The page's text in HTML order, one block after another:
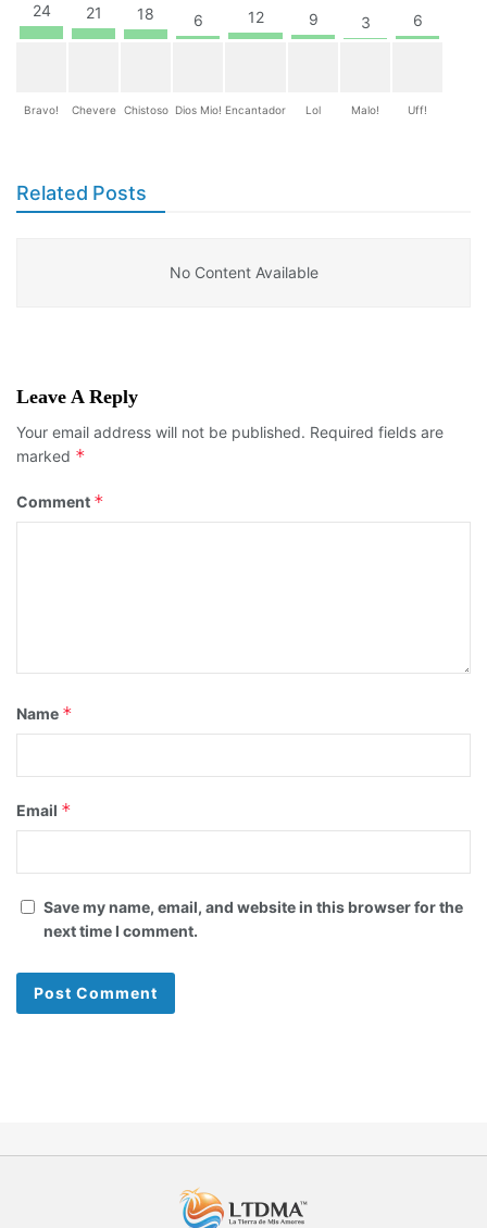
24
Bravo!
21
Chevere
18
Chistoso
6
Dios Mio!
12
Encantador
9
Lol
3
Malo!
6
Uff!
Related Posts
No Content Available
Leave A Reply
Your email address will not be published. Required fields are
marked *
Comment *
Name *
Email *
Save my name, email, and website in this browser for the
next time I comment.